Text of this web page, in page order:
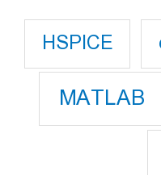
HSPICE
MATLAB